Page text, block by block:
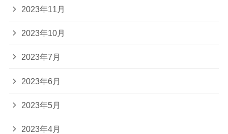
2023年11月
2023年10月
2023年7月
2023年6月
2023年5月
2023年4月